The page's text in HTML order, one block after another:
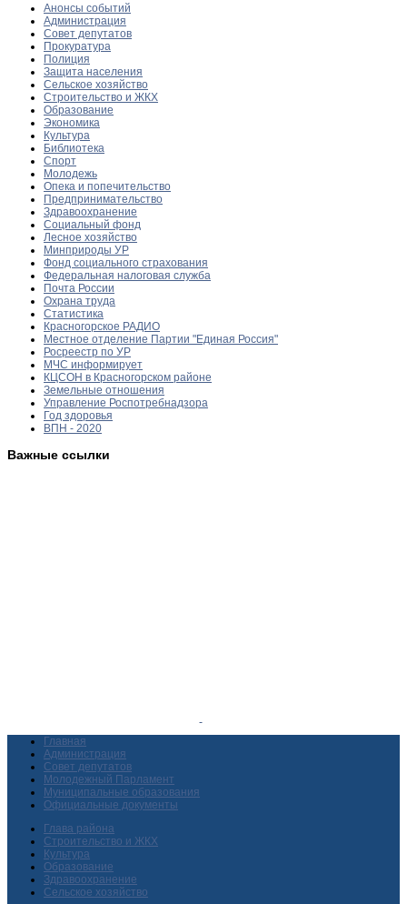
Анонсы событий
Администрация
Совет депутатов
Прокуратура
Полиция
Защита населения
Сельское хозяйство
Строительство и ЖКХ
Образование
Экономика
Культура
Библиотека
Спорт
Молодежь
Опека и попечительство
Предпринимательство
Здравоохранение
Социальный фонд
Лесное хозяйство
Минприроды УР
Фонд социального страхования
Федеральная налоговая служба
Почта России
Охрана труда
Статистика
Красногорское РАДИО
Местное отделение Партии "Единая Россия"
Росреестр по УР
МЧС информирует
КЦСОН в Красногорском районе
Земельные отношения
Управление Роспотребнадзора
Год здоровья
ВПН - 2020
Важные ссылки
Главная
Администрация
Совет депутатов
Молодежный Парламент
Муниципальные образования
Официальные документы
Глава района
Строительство и ЖКХ
Культура
Образование
Здравоохранение
Сельское хозяйство